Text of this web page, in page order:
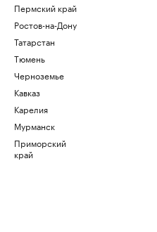
Пермский край
Ростов-на-Дону
Татарстан
Тюмень
Черноземье
Кавказ
Карелия
Мурманск
Приморский
край